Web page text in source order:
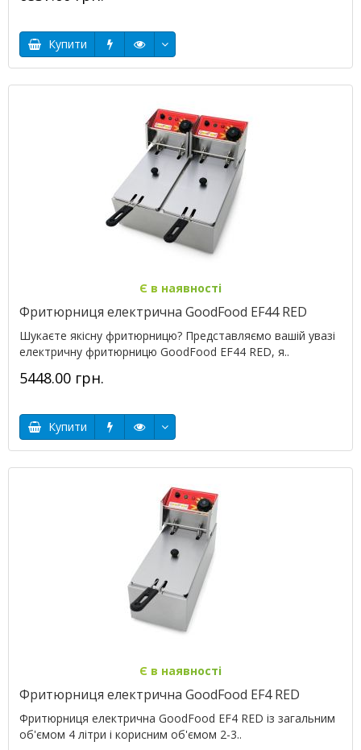
Купити
Є в наявності
Фритюрниця електрична GoodFood EF44 RED
Шукаєте якісну фритюрницю? Представляємо вашій увазі
електричну фритюрницю GoodFood EF44 RED, я..
5448.00 грн.
Купити
Є в наявності
Фритюрниця електрична GoodFood EF4 RED
Фритюрниця електрична GoodFood EF4 RED із загальним
об'ємом 4 літри і корисним об'ємом 2-3..